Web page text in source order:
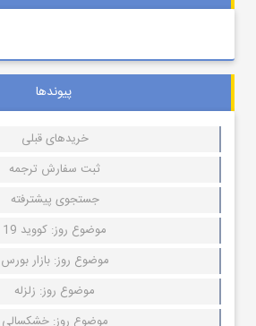
پیوندها
خریدهای قبلی
ثبت سفارش ترجمه
جستجوی پیشترفته
موضوع روز: کووید 19
موضوع روز: بازار بورس
موضوع روز: زلزله
موضوع روز: خشکسالی